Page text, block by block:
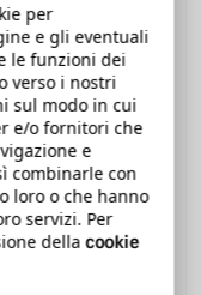
e
destinatari
in e-
Rischio
per
e gli eventuali
le funzioni dei
verso i nostri
sul modo in cui
e/o fornitori che
e
combinarle con
loro o che hanno
servizi. Per
dellacookie